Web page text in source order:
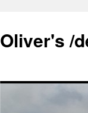
content
Oliver's /